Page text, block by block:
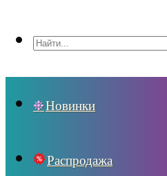
Новинки
Распродажа